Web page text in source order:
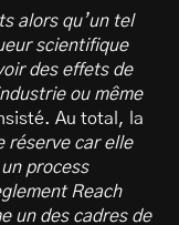
alors qu’un tel
scientifique
des effets de
ou même
Au total, la
réserve car elle
process
Reach
un des cadres de